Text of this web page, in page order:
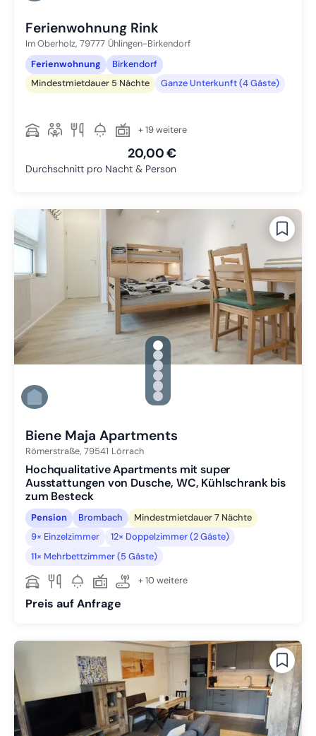
Ferienwohnung Rink
Im Oberholz, 79777 Ühlingen-Birkendorf
Ferienwohnung
Birkendorf
Mindestmietdauer 5 Nächte
Ganze Unterkunft (4 Gäste)
+ 19 weitere
20,00 €
Durchschnitt pro Nacht & Person
gallery.slide_selector
Zu Slide 1 wechseln
Zu Slide 2 wechseln
Zu Slide 3 wechseln
Zu Slide 4 wechseln
Zu Slide 5 wechseln
Zu Slide 6 wechseln
Biene Maja Apartments
Römerstraße, 79541 Lörrach
Hochqualitative Apartments mit super
Ausstattungen von Dusche, WC, Kühlschrank bis
zum Besteck
Pension Brombach
Mindestmietdauer 7 Nächte
9× Einzelzimmer
12× Doppelzimmer (2 Gäste)
11× Mehrbettzimmer (5 Gäste)
+ 10 weitere
Preis auf Anfrage